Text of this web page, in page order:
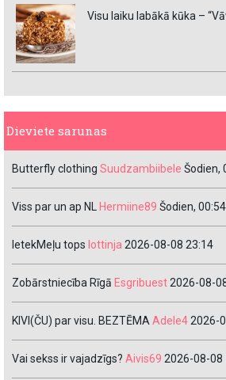
Visu laiku labākā kūka –
Dieviete sarunas
Butterfly clothing Suudzambiibele Šodien,
Viss par un ap NL Hermiine89 Šodien, 00:54
IetekMeļu tops lottinja 2026-08-08 23:14
Zobārstniecība Rīgā Esgribuest2026-08-
KIVI(ČU) par visu. BEZTĒMAAdele42026-
Vai sekss ir vajadzīgs? Aivis69 2026-08-08